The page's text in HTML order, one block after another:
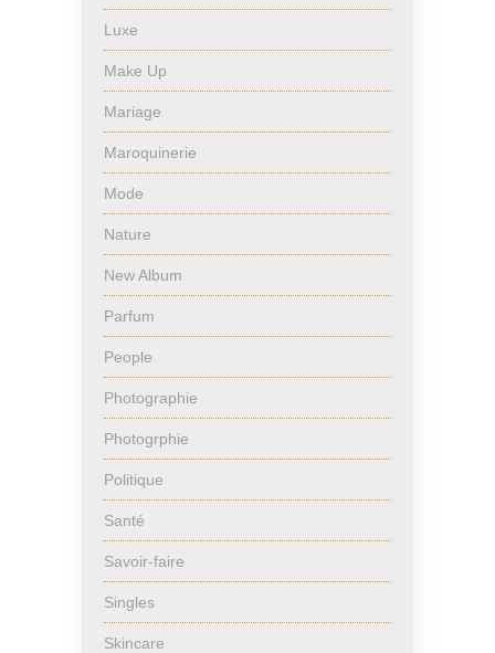
Luxe
Make Up
Mariage
Maroquinerie
Mode
Nature
New Album
Parfum
People
Photographie
Photogrphie
Politique
Santé
Savoir-faire
Singles
Skincare